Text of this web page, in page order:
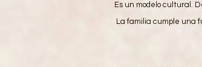
Es un modelo cultural.
La familia cumple una